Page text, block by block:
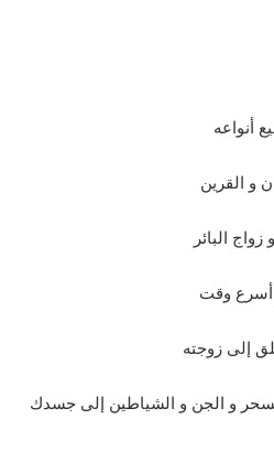
أنواعه
و القرين
البائر
أسرع وقت
إلى زوجته
و الجن و الشياطين إلى جسدك